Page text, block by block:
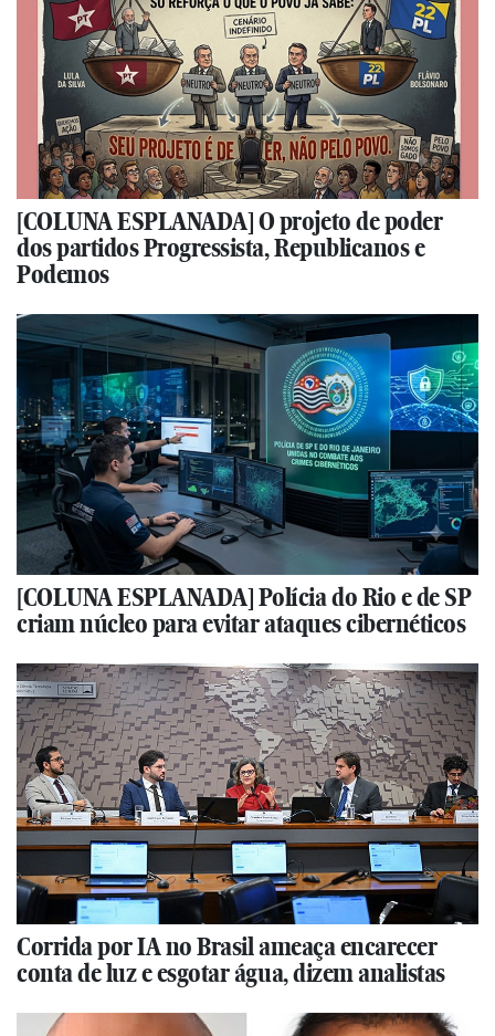
[COLUNA ESPLANADA] O projeto de poder
dos partidos Progressista, Republicanos e
Podemos
[COLUNA ESPLANADA] Polícia do Rio e de SP
criam núcleo para evitar ataques cibernéticos
Corrida por IA no Brasil ameaça encarecer
conta de luz e esgotar água, dizem analistas